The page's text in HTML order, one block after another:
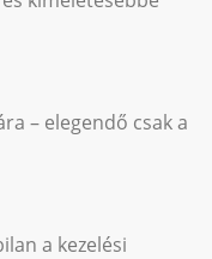
– elegendő csak a
a kezelési